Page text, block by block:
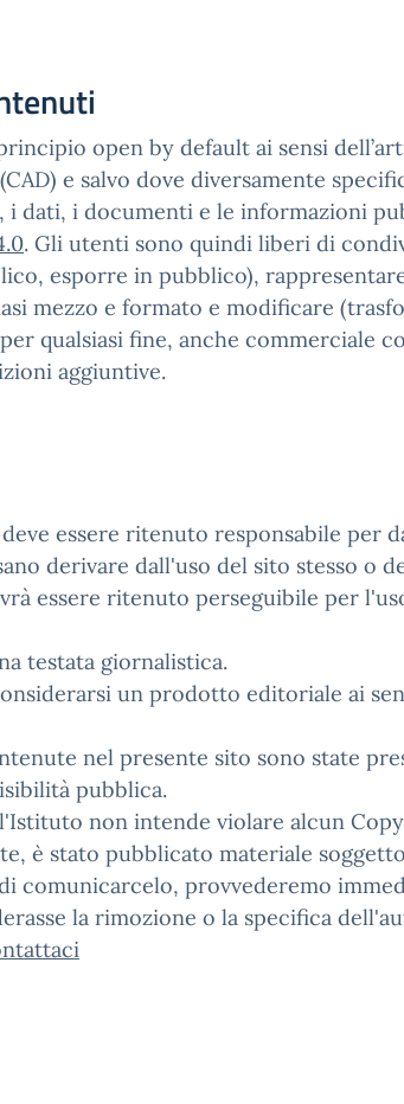
open by default ai sensi
e salvo dove diversamente
dati, i documenti e le informazioni
. Gli utenti sono quindi liberi di
esporre in pubblico),
mezzo e formato e modificare
qualsiasi fine, anche commerciale
aggiuntive.
essere ritenuto responsabile per
derivare dall'uso del sito stesso o
essere ritenuto perseguibile per
testata giornalistica.
un prodotto editoriale ai
nel presente sito sono state
pubblica.
non intende violare alcun
è stato pubblicato materiale
comunicarcelo, provvederemo
la rimozione o la specifica